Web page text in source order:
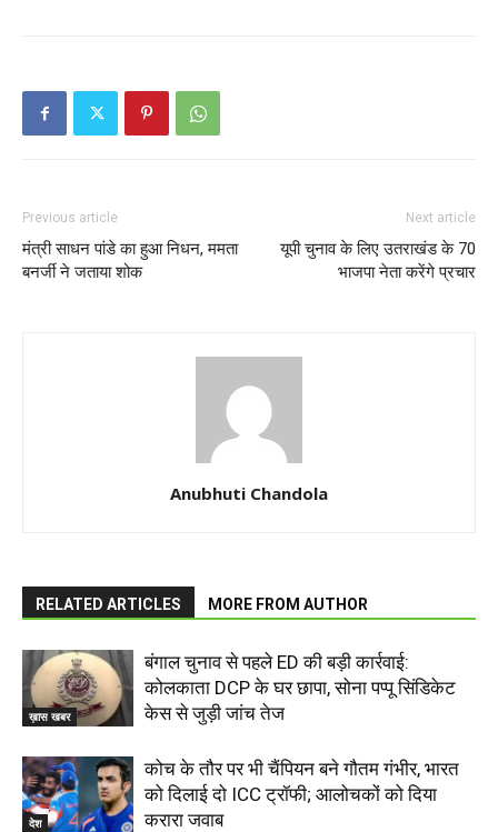
Previous article
मंत्री साधन पांडे का हुआ निधन, ममता
बनर्जी ने जताया शोक
Next article
यूपी चुनाव के लिए उतराखंड के 70
भाजपा नेता करेंगे प्रचार
Anubhuti Chandola
RELATED ARTICLES MORE FROM AUTHOR
ख़ास खबर
बंगाल चुनाव से पहले ED की बड़ी कार्रवाई:
कोलकाता DCP के घर छापा, सोना पप्पू सिंडिकेट
केस से जुड़ी जांच तेज
देश
कोच के तौर पर भी चैंपियन बने गौतम गंभीर, भारत
को दिलाई दो ICC ट्रॉफी; आलोचकों को दिया
करारा जवाब